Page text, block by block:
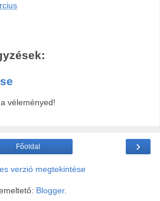
véleményed!
›
Főoldal
verzió megtekintése
Blogger.